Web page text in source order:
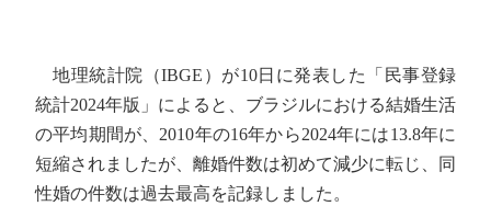
地理統計院（IBGE）が10日に発表した「民事登録
統計2024年版」によると、ブラジルにおける結婚生活
の平均期間が、2010年の16年から2024年には13.8年に
短縮されましたが、離婚件数は初めて減少に転じ、同
性婚の件数は過去最高を記録しました。